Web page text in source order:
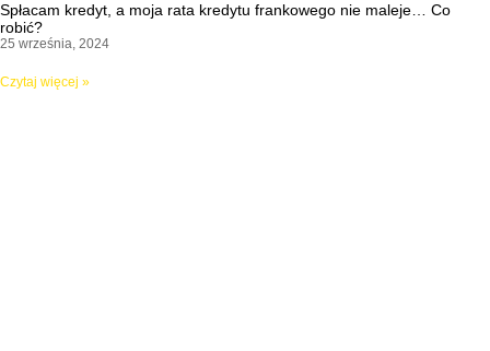
Spłacam kredyt, a moja rata kredytu frankowego nie maleje… Co
robić?
25 września, 2024
Czytaj więcej »